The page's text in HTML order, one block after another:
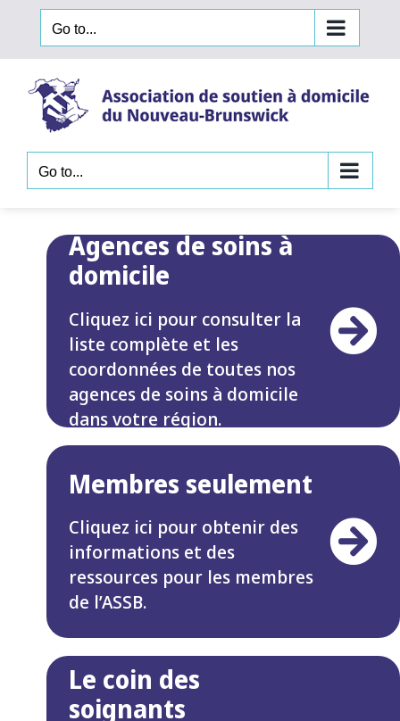
content
Go to...
Go to...
Agences de soins à
domicile
Cliquez ici pour consulter la
liste complète et les
coordonnées de toutes nos
agences de soins à domicile
dans votre région.
Membres seulement
Cliquez ici pour obtenir des
informations et des
ressources pour les membres
de l’ASSB.
Le coin des
soignants